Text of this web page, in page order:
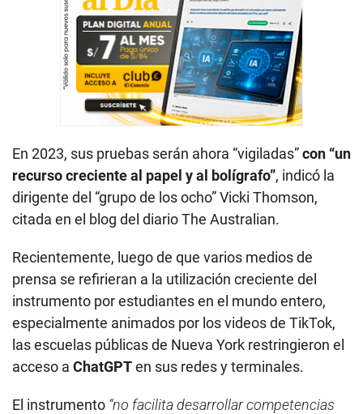
En 2023, sus pruebas serán ahora “vigiladas”con “un
recurso creciente al papel y al bolígrafo”, indicó la
dirigente del “grupo de los ocho” Vicki Thomson,
citada en el blog del diario The Australian.
Recientemente, luego de que varios medios de
prensa se refirieran a la utilización creciente del
instrumento por estudiantes en el mundo entero,
especialmente animados por los videos de TikTok,
las escuelas públicas de Nueva York restringieron el
acceso a ChatGPTen sus redes y terminales.
El instrumento “no facilita desarrollar competencias